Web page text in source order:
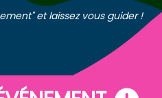
et laissez vous guider !